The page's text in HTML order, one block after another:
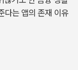
다는 앱의 존재 이유